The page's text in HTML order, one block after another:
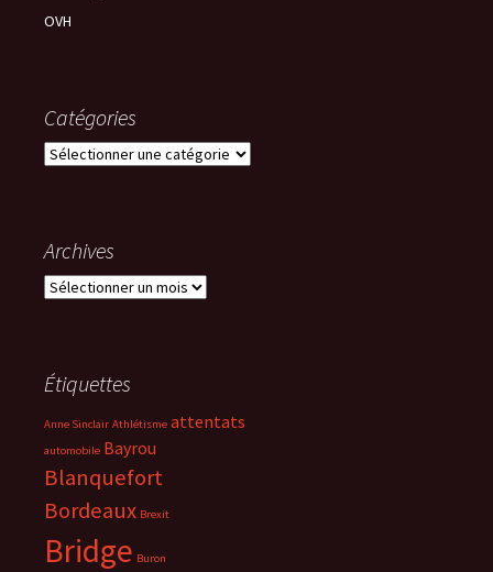
OVH
Catégories
Catégories
Archives
Archives
Étiquettes
Anne Sinclair Athlétisme attentats
automobile Bayrou
Blanquefort
Bordeaux Brexit
Bridge Buron